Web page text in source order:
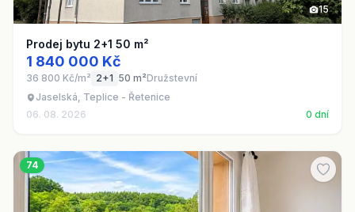
15
Prodej bytu 2+1 50 m²
1 840 000 Kč
36 800 Kč/m² 2+1 50 m²Družstevní
Jaselská, Teplice - Řetenice
06. 08. 2026
0 dní
74